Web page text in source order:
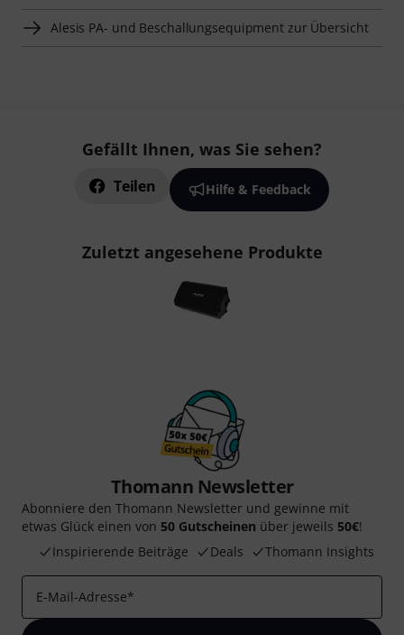
Alesis PA- und Beschallungsequipment zur Übersicht
Gefällt Ihnen, was Sie sehen?
Teilen Hilfe & Feedback
Zuletzt angesehene Produkte
Thomann Newsletter
Abonniere den Thomann Newsletter und gewinne mit
etwas Glück einen von 50 Gutscheinen über jeweils 50€!
Inspirierende Beiträge
Deals Thomann Insights
E-Mail-Adresse*